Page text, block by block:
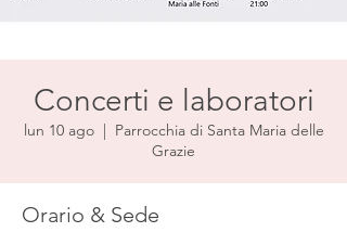
Concerti e laboratori
lun 10 ago
  |
Parrocchia di Santa Maria delle
Grazie
Orario & Sede